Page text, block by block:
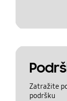
Zatražite
podršku